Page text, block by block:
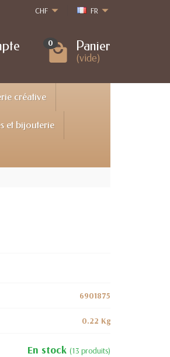
CHF FR
0 Panier
(vide)
créative
et bijouterie
6901875
0.22 Kg
En stock (13 produits)